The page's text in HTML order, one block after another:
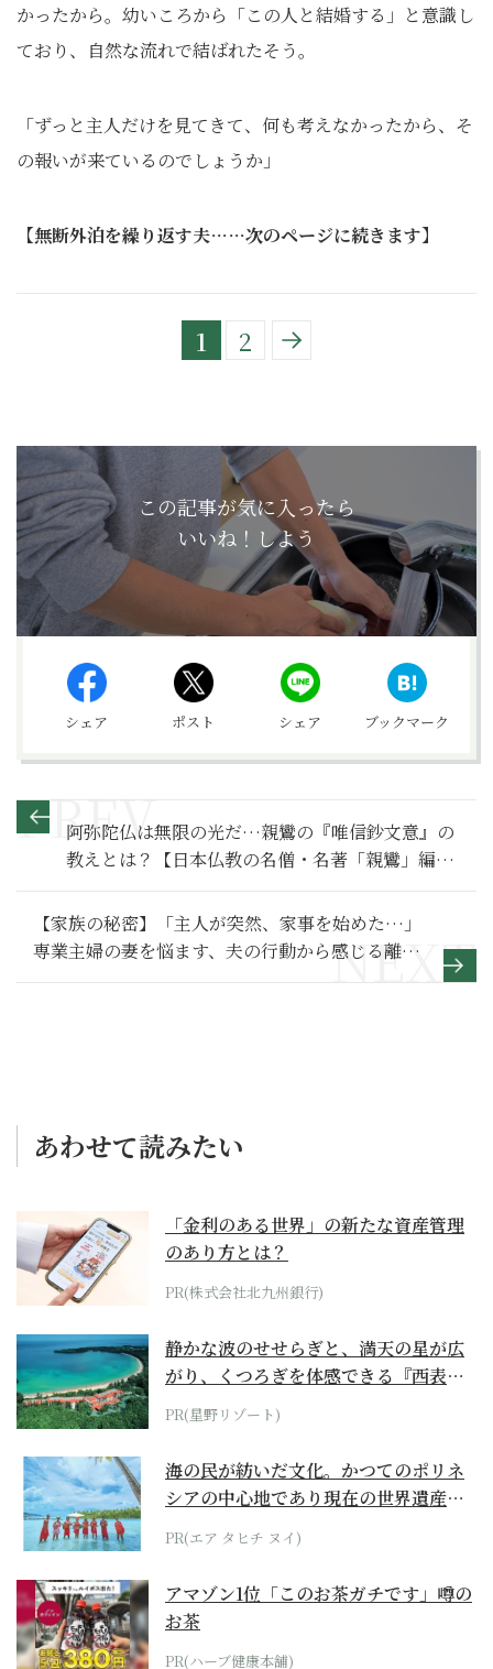
かったから。幼いころから「この人と結婚する」と意識し
ており、自然な流れで結ばれたそう。
「ずっと主人だけを見てきて、何も考えなかったから、そ
の報いが来ているのでしょうか」
【無断外泊を繰り返す夫……次のページに続きます】
1 2
この記事が気に入ったら
いいね！しよう
シェア ポスト シェア ブックマーク
阿弥陀仏は無限の光だ…親鸞の『唯信鈔文意』の
教えとは？【日本仏教の名僧・名著「親鸞」編
（２）】
【家族の秘密】「主人が突然、家事を始めた…」
専業主婦の妻を悩ます、夫の行動から感じる離婚
への予兆～その２～
あわせて読みたい
「金利のある世界」の新たな資産管理
のあり方とは？
PR(株式会社北九州銀行)
静かな波のせせらぎと、満天の星が広
がり、くつろぎを体感できる『西表島
ホテル by...
PR(星野リゾート)
海の民が紡いだ文化。かつてのポリネ
シアの中心地であり現在の世界遺産か
らみえてくる...
PR(エア タヒチ ヌイ)
アマゾン1位「このお茶ガチです」噂の
お茶
PR(ハーブ健康本舗)